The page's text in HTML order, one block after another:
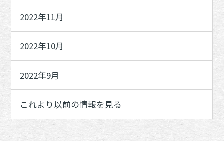
2022年11月
2022年10月
2022年9月
これより以前の情報を見る